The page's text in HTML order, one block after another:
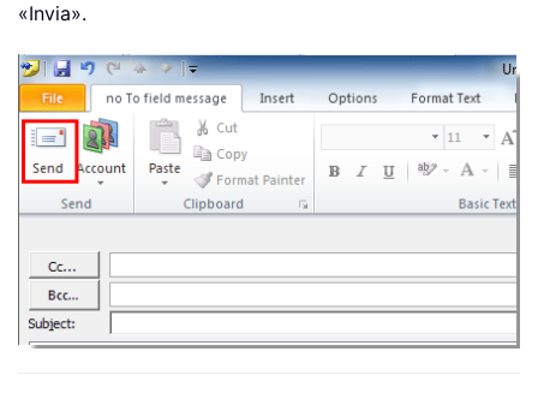
«Invia».